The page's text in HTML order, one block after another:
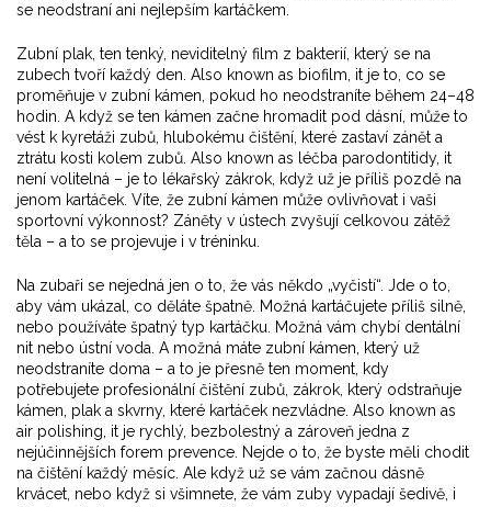
se neodstraní ani nejlepším kartáčkem.
Zubní plak ten tenký, neviditelný film z bakterií, který se na
zubech tvoří každý den . Also known as biofilm , it je to, co se
proměňuje v zubní kámen, pokud ho neodstraníte během 24–48
hodin. A když se ten kámen začne hromadit pod dásní, může to
vést k kyretáži zubů hlubokému čištění, které zastaví zánět a
ztrátu kosti kolem zubů . Also known as léčba parodontitidy, it
není volitelná – je to lékařský zákrok, když už je příliš pozdě na
jenom kartáček. Víte, že zubní kámen může ovlivňovat i vaši
sportovní výkonnost? Záněty v ústech zvyšují celkovou zátěž
těla – a to se projevuje i v tréninku.
Na zubaři se nejedná jen o to, že vás někdo „vyčistí“. Jde o to,
aby vám ukázal, co děláte špatně. Možná kartáčujete příliš silně,
nebo používáte špatný typ kartáčku. Možná vám chybí dentální
nit nebo ústní voda. A možná máte zubní kámen, který už
neodstraníte doma – a to je přesně ten moment, kdy
potřebujete profesionální čištění zubů zákrok, který odstraňuje
kámen, plak a skvrny, které kartáček nezvládne . Also known as
air polishing , it je rychlý, bezbolestný a zároveň jedna z
nejúčinnějších forem prevence. Nejde o to, že byste měli chodit
na čištění každý měsíc. Ale když už se vám začnou dásně
krvácet, nebo když si všimnete, že vám zuby vypadají šedivě, i